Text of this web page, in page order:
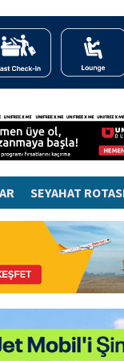
SEYAHAT